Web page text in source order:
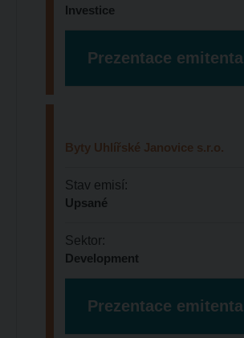
Investice
Prezentace emitenta
Byty Uhlířské Janovice s.r.o.
Stav emisí:
Upsané
Sektor:
Development
Prezentace emitenta